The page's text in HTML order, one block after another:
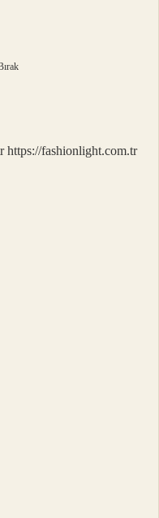
https://fashionlight.com.tr